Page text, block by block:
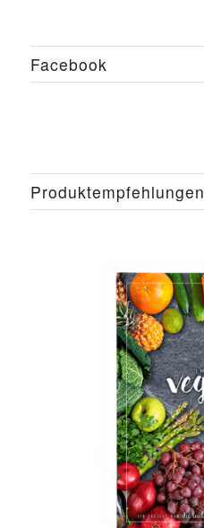
Facebook
Produktempfehlungen